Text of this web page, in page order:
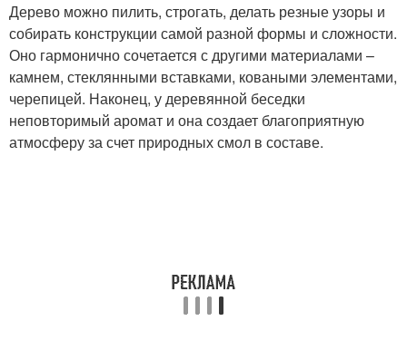
Дерево можно пилить, строгать, делать резные узоры и
собирать конструкции самой разной формы и сложности.
Оно гармонично сочетается с другими материалами –
камнем, стеклянными вставками, коваными элементами,
черепицей. Наконец, у деревянной беседки
неповторимый аромат и она создает благоприятную
атмосферу за счет природных смол в составе.